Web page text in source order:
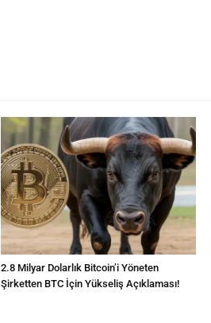
2.8 Milyar Dolarlık Bitcoin’i Yöneten
Şirketten BTC İçin Yükseliş Açıklaması!